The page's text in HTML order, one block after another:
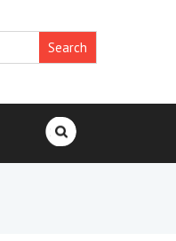
Search
for: